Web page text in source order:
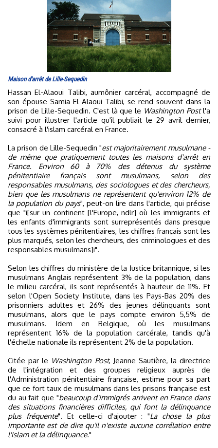
Maison d'arrêt de Lille-Sequedin
Hassan El-Alaoui Talibi, aumônier carcéral, accompagné de
son épouse Samia El-Alaoui Talibi, se rend souvent dans la
prison de Lille-Sequedin. C'est là que le Washington Postl'a
suivi pour illustrer l'article qu'il publiait le 29 avril dernier,
consacré à l'islam carcéral en France.
La prison de Lille-Sequedin "est majoritairement musulmane -
de même que pratiquement toutes les maisons d'arrêt en
France. Environ 60 à 70% des détenus du système
pénitentiaire français sont musulmans, selon des
responsables musulmans, des sociologues et des chercheurs,
bien que les musulmans ne représentent qu'environ 12% de
la population du pays", peut-on lire dans l'article, qui précise
que "i[sur un continent [l'Europe, ndlr] où les immigrants et
les enfants d'immigrants sont surreprésentés dans presque
tous les systèmes pénitentiaires, les chiffres français sont les
plus marqués, selon les chercheurs, des criminologues et des
responsables musulmans]i".
Selon les chiffres du ministère de la Justice britannique, si les
musulmans Anglais représentent 3% de la population, dans
le milieu carcéral, ils sont représentés à hauteur de 11%. Et
selon l'Open Society Institute, dans les Pays-Bas 20% des
prisonniers adultes et 26% des jeunes délinquants sont
musulmans, alors que le pays compte environ 5,5% de
musulmans. Idem en Belgique, où les musulmans
représentent 16% de la population carcérale, tandis qu'à
l'échelle nationale ils représentent 2% de la population.
Citée par le Washington Post, Jeanne Sautière, la directrice
de l'intégration et des groupes religieux auprès de
l'Administration pénitentiaire française, estime pour sa part
que ce fort taux de musulmans dans les prisons française est
du au fait que "beaucoup d'immigrés arrivent en France dans
des situations financières difficiles, qui font la délinquance
plus fréquente". Et celle-ci d'ajouter : "La chose la plus
importante est de dire qu'il n'existe aucune corrélation entre
l'islam et la délinquance."